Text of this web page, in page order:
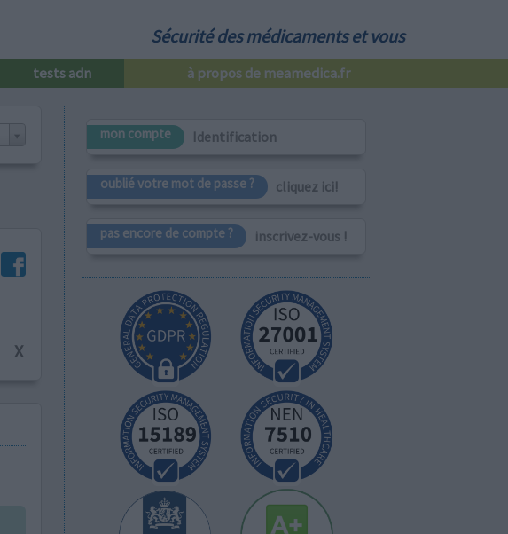
Sécurité des médicaments et vous
tests adn à propos de meamedica.fr
X
mon compte Identification
oublié votre mot de passe ? cliquez ici!
pas encore de compte ? inscrivez-vous !